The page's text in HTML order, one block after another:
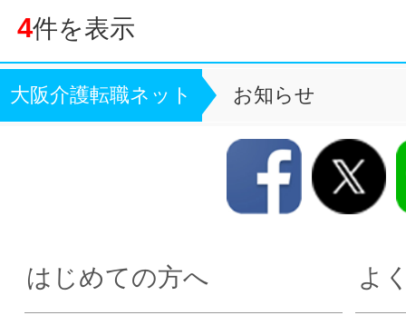
4件を表示
大阪介護転職ネット お知らせ
はじめての方へ よ